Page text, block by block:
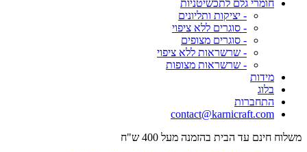
חומרי גלם לתכשיטניות
- יציקות ותליונים
- סוגרים ללא ציפוי
- סוגרים מצופים
- שרשראות ללא ציפוי
- שרשראות מצופות
מידות
בלוג
התחברות
contact@karnicraft.com
משלוח חינם עד הבית בהזמנה מעל 400 ש"ח